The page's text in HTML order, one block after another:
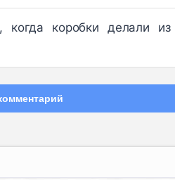
коробки делали из